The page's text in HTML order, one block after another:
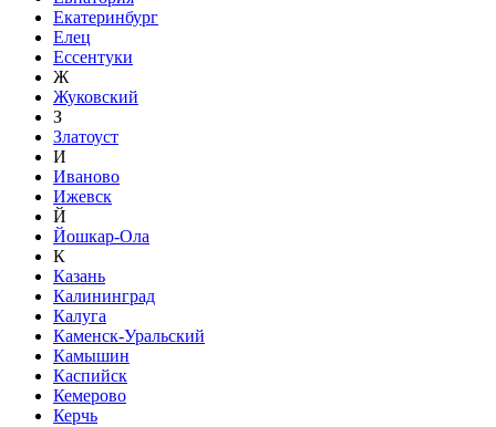
Екатеринбург
Елец
Ессентуки
Ж
Жуковский
З
Златоуст
И
Иваново
Ижевск
Й
Йошкар-Ола
К
Казань
Калининград
Калуга
Каменск-Уральский
Камышин
Каспийск
Кемерово
Керчь